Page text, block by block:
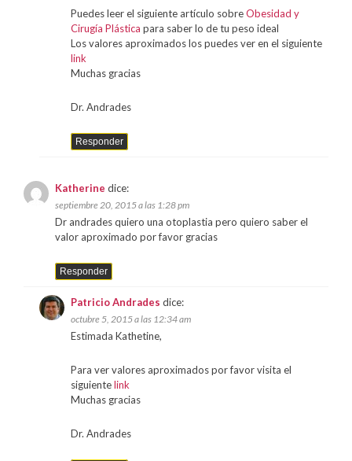
Puedes leer el siguiente artículo sobreObesidad y
Cirugía Plástica para saber lo de tu peso ideal
Los valores aproximados los puedes ver en el siguiente
link
Muchas gracias
Dr. Andrades
Responder
Katherine dice:
septiembre 20, 2015 a las 1:28 pm
Dr andrades quiero una otoplastia pero quiero saber el
valor aproximado por favor gracias
Responder
Patricio Andrades dice:
octubre 5, 2015 a las 12:34 am
Estimada Kathetine,
Para ver valores aproximados por favor visita el
siguientelink
Muchas gracias
Dr. Andrades